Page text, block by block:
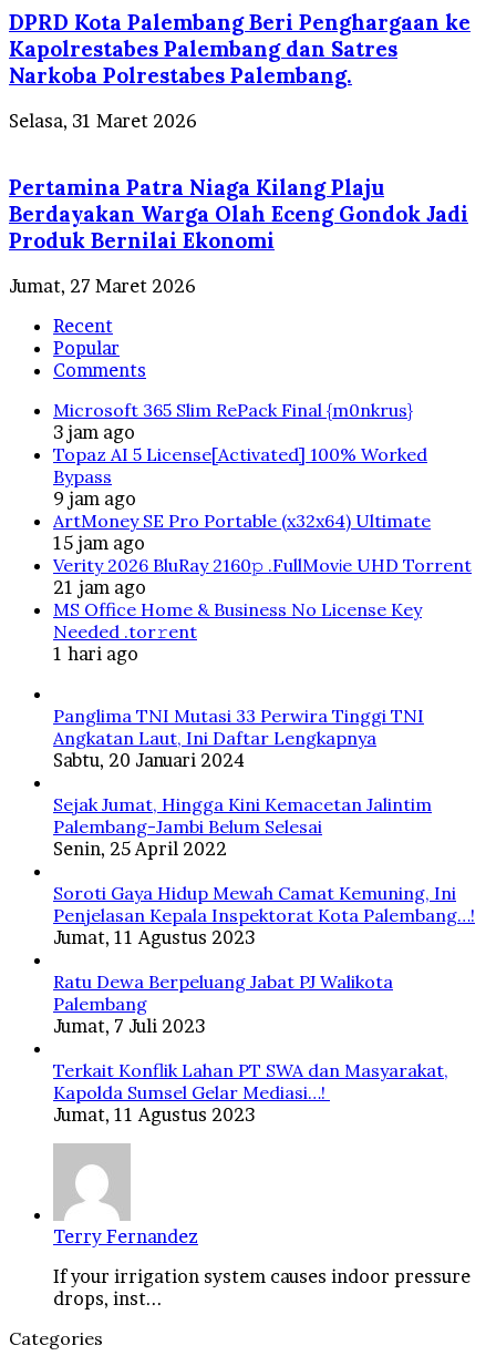
DPRD Kota Palembang Beri Penghargaan ke
Kapolrestabes Palembang dan Satres
Narkoba Polrestabes Palembang.
Selasa, 31 Maret 2026
Pertamina Patra Niaga Kilang Plaju
Berdayakan Warga Olah Eceng Gondok Jadi
Produk Bernilai Ekonomi
Jumat, 27 Maret 2026
Recent
Popular
Comments
Microsoft 365 Slim RePack Final {m0nkrus}
3 jam ago
Topaz AI 5 License[Activated] 100% Worked
Bypass
9 jam ago
ArtMoney SE Pro Portable (x32x64) Ultimate
15 jam ago
Verity 2026 BluRay 2160𝚙 .FullMov𝗂e UHD Torrent
21 jam ago
MS Office Home & Business No License Key
Needed .tоr𝚛еnt
1 hari ago
Panglima TNI Mutasi 33 Perwira Tinggi TNI
Angkatan Laut, Ini Daftar Lengkapnya
Sabtu, 20 Januari 2024
Sejak Jumat, Hingga Kini Kemacetan Jalintim
Palembang-Jambi Belum Selesai
Senin, 25 April 2022
Soroti Gaya Hidup Mewah Camat Kemuning, Ini
Penjelasan Kepala Inspektorat Kota Palembang…!
Jumat, 11 Agustus 2023
Ratu Dewa Berpeluang Jabat PJ Walikota
Palembang
Jumat, 7 Juli 2023
Terkait Konflik Lahan PT SWA dan Masyarakat,
Kapolda Sumsel Gelar Mediasi…!
Jumat, 11 Agustus 2023
Terry Fernandez
If your irrigation system causes indoor pressure
drops, inst...
Categories